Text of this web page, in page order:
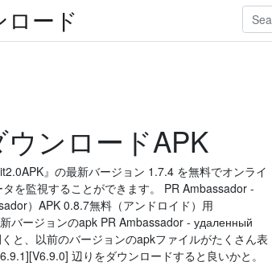
ード
ンロードAPK
』の最新バージョン 1.7.4 を無料でオンライ
を監視することができます。 PR Ambassador -
）APK 0.8.7無料（アンドロイド）用
バージョンのapk PR Ambassador - удаленный
と、以前のバージョンのapkファイルがたくさん表
辺りをダウンロードすると良いかと。